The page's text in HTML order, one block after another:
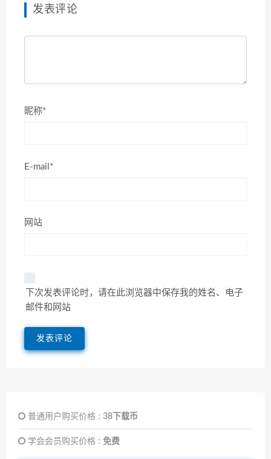
发表评论
昵称*
E-mail*
网站
下次发表评论时，请在此浏览器中保存我的姓名、电子
邮件和网站
普通用户购买价格 : 38下载币
学会会员购买价格 : 免费